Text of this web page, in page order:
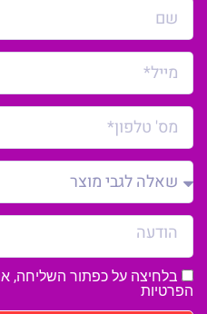
בלחיצה על כפתור השליחה,
הפרטיות